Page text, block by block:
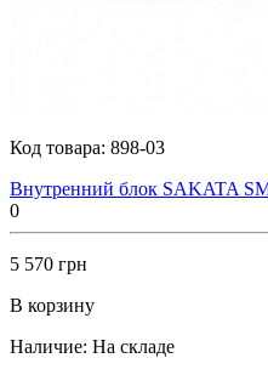
Код товара: 898-03
Внутренний блок SAKATA
0
5 570 грн
В корзину
Наличие: На складе